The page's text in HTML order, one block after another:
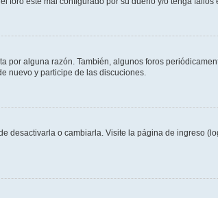
por alguna razón. También, algunos foros
nuevo y participe de las discuciones.
desactivarla o cambiarla. Visite la página de ingreso